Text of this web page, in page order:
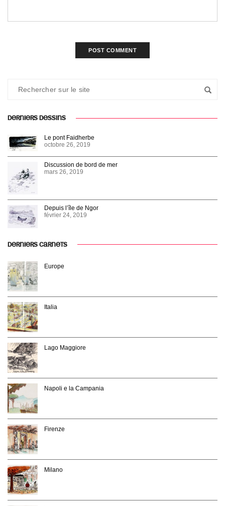
DERNIERS DESSINS
Le pont Faidherbe
octobre 26, 2019
Discussion de bord de mer
mars 26, 2019
Depuis l’île de Ngor
février 24, 2019
DERNIERS CARNETS
Europe
Italia
Lago Maggiore
Napoli e la Campania
Firenze
Milano